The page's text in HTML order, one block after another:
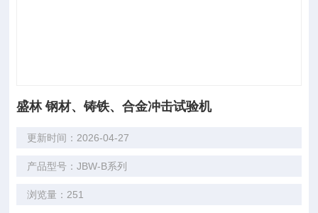
盛林 钢材、铸铁、合金冲击试验机
更新时间：2026-04-27
产品型号：JBW-B系列
浏览量：251